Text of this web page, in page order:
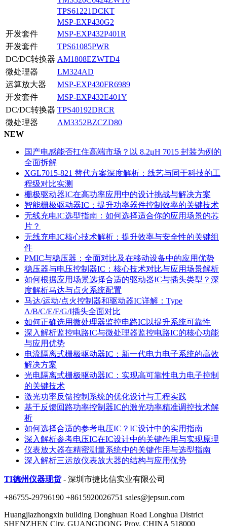
TPS61221DCKT
MSP-EXP430G2
开发套件
MSP-EXP432P401R
开发套件
TPS61085PWR
DC/DC转换器 AM1808EZWTD4
微处理器
LM324AD
运算放大器
MSP-EXP430FR6989
开发套件
MSP-EXP432E401Y
DC/DC转换器 TPS40192DRCR
微处理器
AM3352BZCZD80
NEW
国产电感能否扛住高端市场？以 8.2μH 7015 封装为例的
全面拆解
XGL7015-821 替代方案深度解析：线艺与同于科技的工
程级对比实测
栅极驱动器IC在高功率应用中的设计挑战与解决方案
智能栅极驱动器IC：提升功率器件控制效率的关键技术
无线充电IC选型指南：如何选择适合你的应用场景的芯
片？
无线充电IC核心技术解析：提升效率与安全性的关键组
件
PMIC与稳压器：全面对比及在移动设备中的应用优势
稳压器与电压控制器IC：核心技术对比与应用场景解析
如何根据应用场景选择合适的驱动器IC与插头类型？深
度解析马达与点火系统配置
马达/运动/点火控制器和驱动器IC详解：Type
A/B/C/E/F/G/I插头全面对比
如何正确选用微处理器监控电路IC以提升系统可靠性
深入解析监控电路IC与微处理器监控电路IC的核心功能
与应用优势
电流隔离式栅极驱动器IC：新一代电力电子系统的高效
解决方案
光电隔离式栅极驱动器IC：实现高可靠性电力电子控制
的关键技术
激光功率反馈控制系统的优化设计与工程实践
基于反馈回路功率控制器IC的激光功率精准调控技术解
析
如何选择合适的参考电压IC？IC设计中的实用指南
深入解析参考电压IC在IC设计中的关键作用与实现原理
仪表放大器在精密测量系统中的关键作用与选型指南
深入解析三运放仪表放大器的结构与应用优势
TI德州仪器现货- 深圳市捷比信实业有限公司
+86755-29796190 +8615920026751 sales@jepsun.com
Huangjiazhongxin building Donghuan Road Longhua District
SHENZHEN City, GUANGDONG Prov. CHINA 518000